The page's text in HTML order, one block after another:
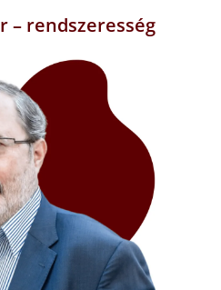
– rendszeresség